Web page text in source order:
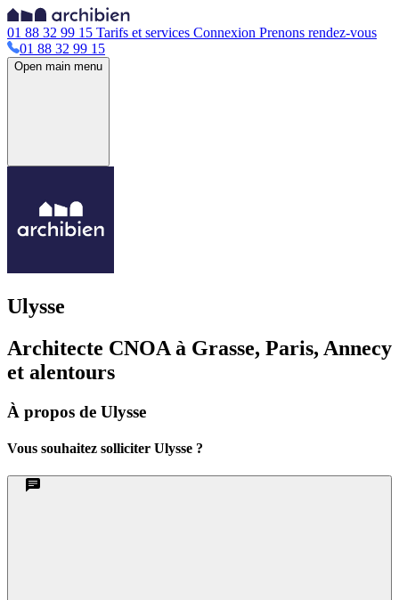
01 88 32 99 15 Tarifs et services Connexion Prenons rendez-vous
01 88 32 99 15
Open main menu
Ulysse
Architecte CNOA à Grasse, Paris, Annecy
et alentours
À propos de Ulysse
Vous souhaitez solliciter Ulysse ?